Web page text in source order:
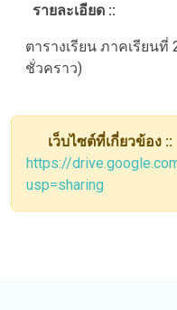
รายละเอียด ::
ตารางเรียน ภาคเรียน
ชั่วคราว)
เว็บไซต์ที่เกี่ยวข้อง ::
https://
usp=sharing